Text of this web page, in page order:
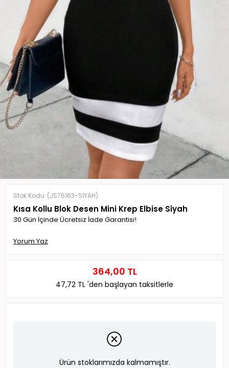
Stok Kodu (JS76163-SİYAH)
Kısa Kollu Blok Desen Mini Krep Elbise Siyah
30 Gün İçinde Ücretsiz İade Garantisi!
Yorum Yaz
364,00 TL
47,72 TL 'den başlayan taksitlerle
Ürün stoklarımızda kalmamıştır.